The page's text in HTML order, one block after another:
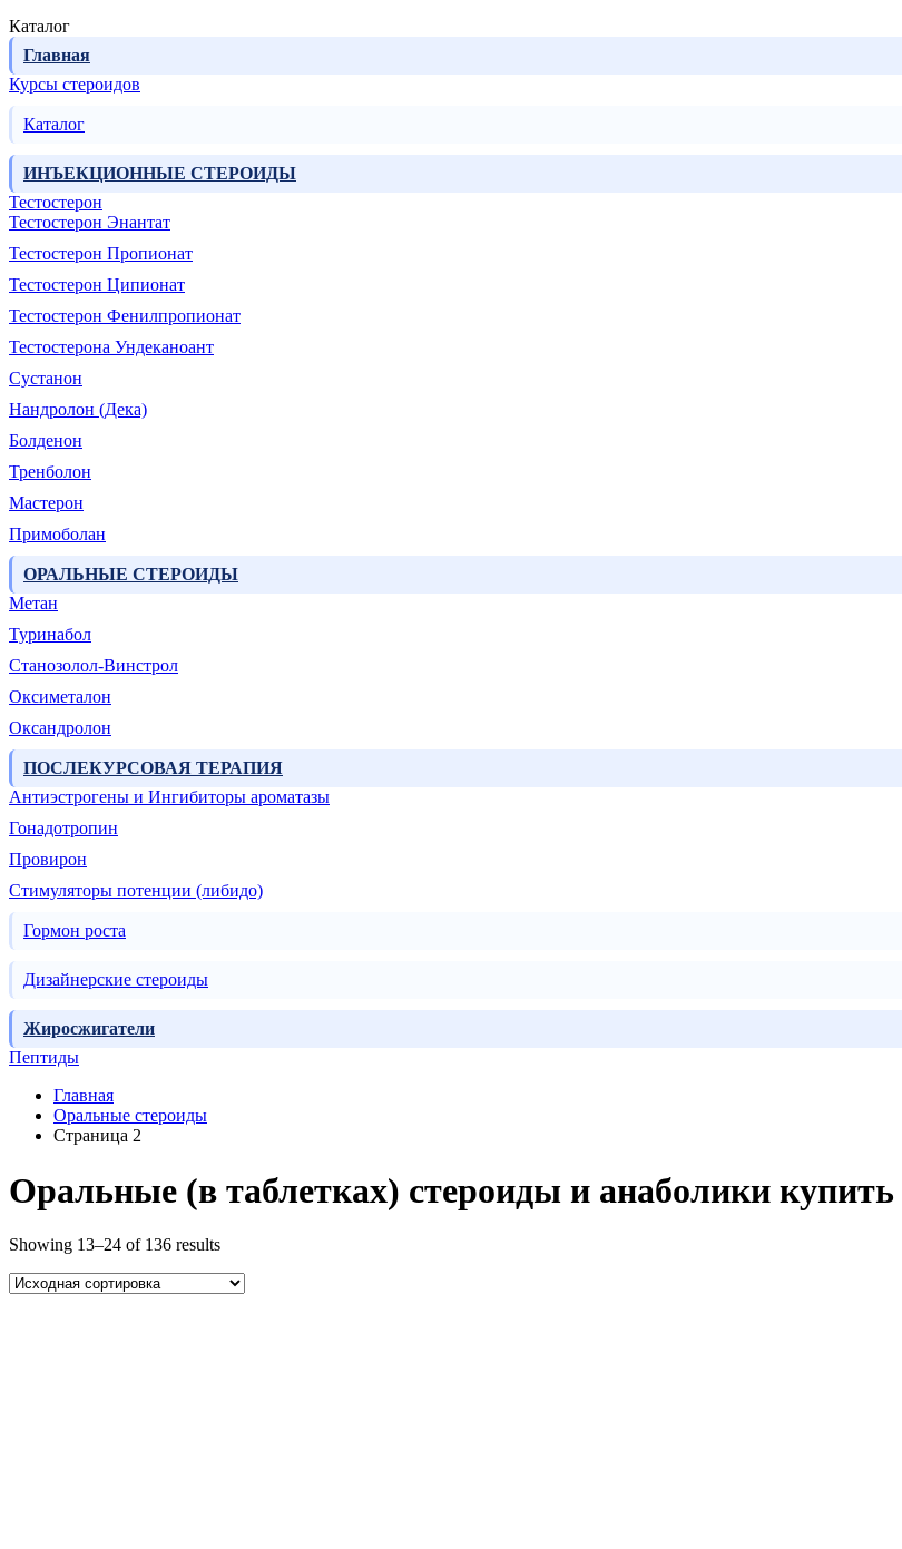
Каталог
Главная
Курсы стероидов
Каталог
ИНЪЕКЦИОННЫЕ СТЕРОИДЫ
Тестостерон
Тестостерон Энантат
Тестостерон Пропионат
Тестостерон Ципионат
Тестостерон Фенилпропионат
Тестостерона Ундеканоант
Сустанон
Нандролон (Дека)
Болденон
Тренболон
Мастерон
Примоболан
ОРАЛЬНЫЕ СТЕРОИДЫ
Метан
Туринабол
Станозолол-Винстрол
Оксиметалон
Оксандролон
ПОСЛЕКУРСОВАЯ ТЕРАПИЯ
Антиэстрогены и Ингибиторы ароматазы
Гонадотропин
Провирон
Стимуляторы потенции (либидо)
Гормон роста
Дизайнерские стероиды
Жиросжигатели
Пептиды
Главная
Оральные стероиды
Страница 2
Оральные (в таблетках) стероиды и анаболики купить
Showing 13–24 of 136 results